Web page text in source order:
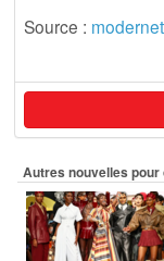
Source :
Autres nouvelles